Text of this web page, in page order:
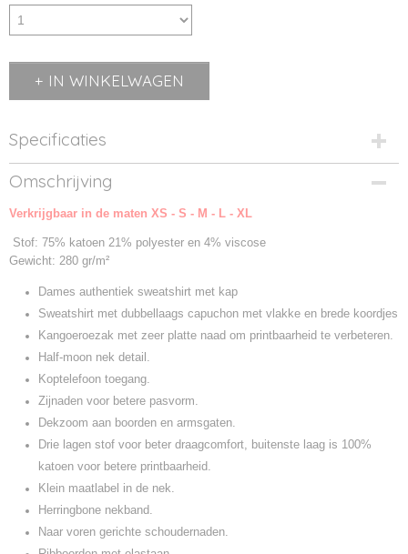
IN WINKELWAGEN
Specificaties
Productcode
9261F-1
Productcode leverancier
Omschrijving
Verkrijgbaar in de maten XS - S - M - L - XL
Stof: 75% katoen 21% polyester en 4% viscose
Gewicht: 280 gr/m²
Dames authentiek sweatshirt met kap
Sweatshirt met dubbellaags capuchon met vlakke en brede koordjes
Kangoeroezak met zeer platte naad om printbaarheid te verbeteren.
Half-moon nek detail.
Koptelefoon toegang.
Zijnaden voor betere pasvorm.
Dekzoom aan boorden en armsgaten.
Drie lagen stof voor beter draagcomfort, buitenste laag is 100%
katoen voor betere printbaarheid.
Klein maatlabel in de nek.
Herringbone nekband.
Naar voren gerichte schoudernaden.